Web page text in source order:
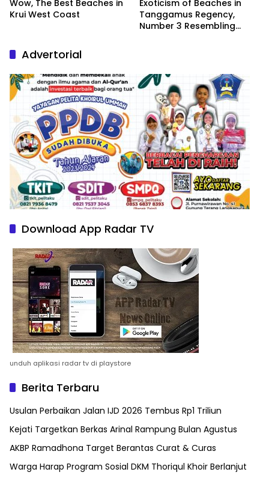
Wow, The Best Beaches in
Krui West Coast
Exoticism of Beaches in
Tanggamus Regency,
Number 3 Resembling
Advertorial
Download App Radar TV
unduh aplikasi radar tv di playstore
Berita Terbaru
Usulan Perbaikan Jalan IJD 2026 Tembus Rp1 Triliun
Kejati Targetkan Berkas Arinal Rampung Bulan Agustus
AKBP Ramadhona Target Berantas Curat & Curas
Warga Harap Program Sosial DKM Thoriqul Khoir Berlanjut